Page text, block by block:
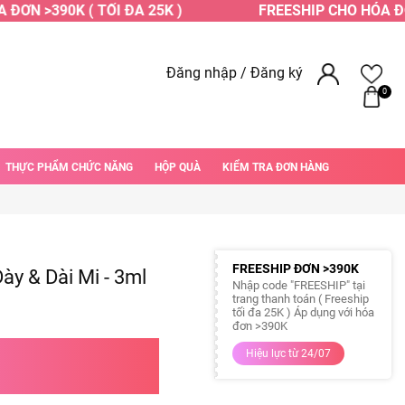
ĐƠN >390K ( TỐI ĐA 25K ) FREESHIP CHO HÓA
Đăng nhập / Đăng ký
0
THỰC PHẨM CHỨC NĂNG HỘP QUÀ KIỂM TRA ĐƠN HÀNG
& Dài Mi - 3ml
FREESHIP ĐƠN >390K
Nhập code "FREESHIP" tại
trang thanh toán ( Freeship
tối đa 25K ) Áp dụng với hóa
đơn >390K
Hiệu lực từ 24/07